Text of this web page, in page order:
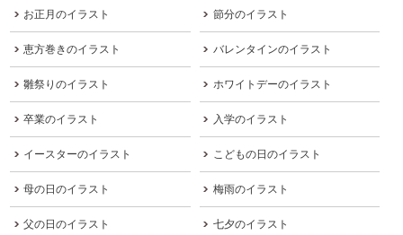
お正月のイラスト 節分のイラスト
恵方巻きのイラスト バレンタインのイラスト
雛祭りのイラスト ホワイトデーのイラスト
卒業のイラスト 入学のイラスト
イースターのイラスト こどもの日のイラスト
母の日のイラスト 梅雨のイラスト
父の日のイラスト 七夕のイラスト